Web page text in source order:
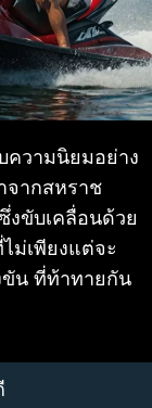
ความนิยมอย่าง
จากสหราช
งขับเคลื่อนด้วย
ม่เพียงแต่จะ
ขัน ที่ท้าทายกัน